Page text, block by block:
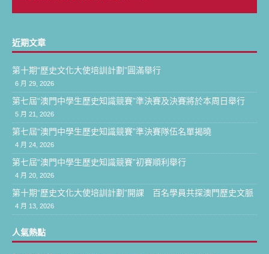
近期文章
第十期“歷史文化大使培訓計劃”圓滿舉行
6 月 29, 2026
第七屆“澳門中學生歷史知識競賽”準決賽及決賽將於本周日舉行
5 月 21, 2026
第七屆“澳門中學生歷史知識競賽”準決賽隊伍名單揭曉
4 月 24, 2026
第七屆“澳門中學生歷史知識競賽”初賽順利舉行
4 月 20, 2026
第十期“歷史文化大使培訓計劃”開課 百名學員共探澳門歷史文脈
4 月 13, 2026
人氣熱點